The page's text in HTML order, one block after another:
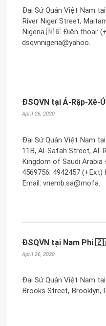
Đại Sứ Quán Việt Nam
River Niger Street,
Nigeria 🇳🇬 Điện thoại:
dsqvnnigeria@yahoo.
ĐSQVN tại Ả-Rập-Xê-
April 26, 2020
Đại Sứ Quán Việt Nam
11B, Al-Safah Street, Al-
Kingdom of Saudi Arabia
4569756; 4942457 (+Ext)
Email: vnemb.sa@mofa.
ĐSQVN tại Nam Phi
April 26, 2020
Đại Sứ Quán Việt Nam
Brooks Street, Brooklyn,